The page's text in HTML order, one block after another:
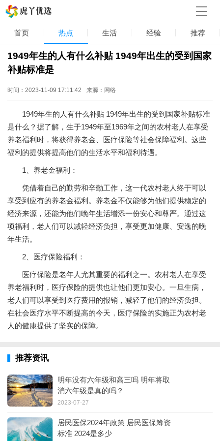
首页 热点 生活 经验 推荐
1949年生的人有什么补贴 1949年出生的受到国家
补贴标准是
时间：2023-11-09 17:11:42 来源：网络
1949年生的人有什么补贴 1949年出生的受到国家补贴标准
是什么？据了解，生于1949年至1969年之间的农村老人在享受
养老福利时，将获得养老金、医疗保险等社会保障福利。这些
福利的提供将提高他们的生活水平和福利待遇。
1、养老金福利：
凭借着自己的勤劳和辛勤工作，这一代农村老人终于可以
享受到应有的养老金福利。养老金不仅能够为他们提供稳定的
经济来源，还能为他们晚年生活增添一份安心和尊严。通过这
项福利，老人们可以减轻经济负担，享受更加健康、安逸的晚
年生活。
2、医疗保险福利：
医疗保险是老年人尤其重要的福利之一。农村老人在享受
养老福利时，医疗保险的提供也让他们更加安心。一旦生病，
老人们可以享受到医疗费用的报销，减轻了他们的经济负担。
在社会医疗水平不断提高的今天，医疗保险的实施正为农村老
人的健康提供了坚实的保障。
推荐资讯
明年没有六年级和高三吗 明年将取
消六年级是真的吗？
2023-07-27
居民医保2024年政策 居民医保筹资
标准 2024是多少